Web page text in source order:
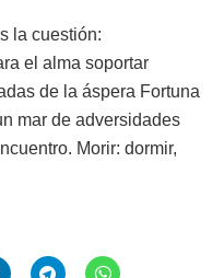
la cuestión:
el alma soportar
de la áspera Fortuna
mar de adversidades
Morir: dormir,